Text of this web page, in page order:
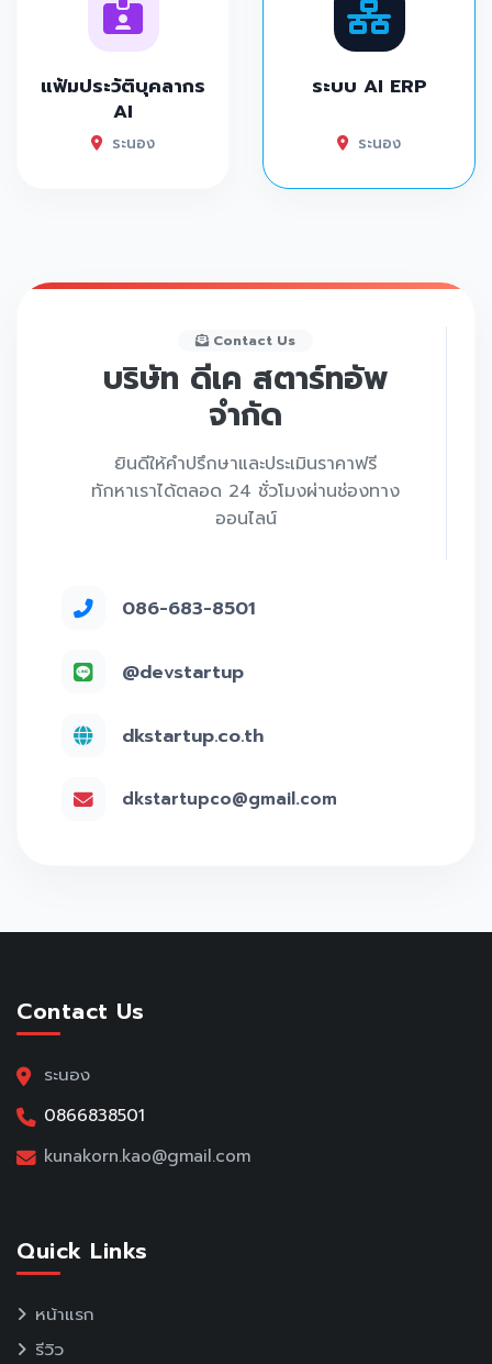
แฟ้มประวัติบุคลากร
AI
ระนอง
ระบบ AI ERP
ระนอง
Contact Us
บริษัท ดีเค สตาร์ทอัพ
จำกัด
ยินดีให้คำปรึกษาและประเมินราคาฟรี
ทักหาเราได้ตลอด 24 ชั่วโมงผ่านช่องทาง
ออนไลน์
086-683-8501
@devstartup
dkstartup.co.th
dkstartupco@gmail.com
Contact Us
ระนอง
0866838501
kunakorn.kao@gmail.com
Quick Links
หน้าแรก
รีวิว